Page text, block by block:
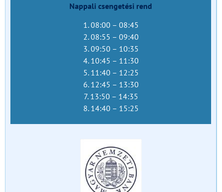
Nappali csengetési rend
1. 08:00 – 08:45
2. 08:55 – 09:40
3. 09:50 – 10:35
4. 10:45 – 11:30
5. 11:40 – 12:25
6. 12:45 – 13:30
7. 13:50 – 14:35
8. 14:40 – 15:25